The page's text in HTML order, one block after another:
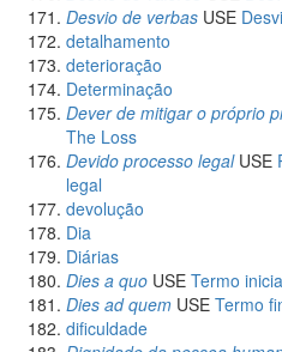
Desvio de verbas USE
detalhamento
deterioração
Determinação
Dever de mitigar o próprio
The Loss
Devido processo legalUSE
legal
devolução
Dia
Diárias
Dies a quo USE Termo
Dies ad quem USE Termo
dificuldade